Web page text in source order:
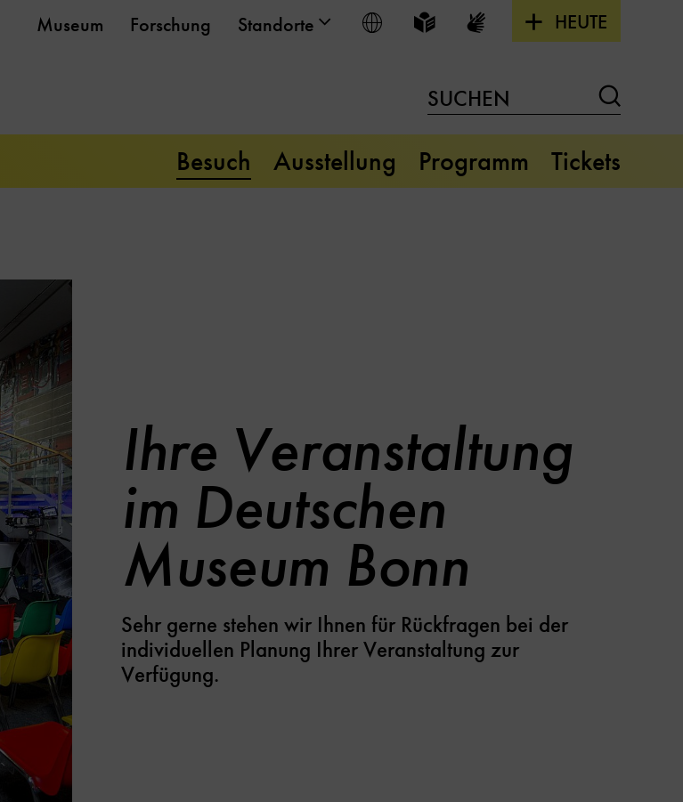
Museum Forschung Standorte Sprache wählen
Leichte Sprache
Gebärdensprache
HEUTE
SUCHEN
Besuch Ausstellung Programm Tickets
Ihre Veranstaltung
im Deutschen
Museum Bonn
Sehr gerne stehen wir Ihnen für Rückfragen bei der
individuellen Planung Ihrer Veranstaltung zur
Verfügung.